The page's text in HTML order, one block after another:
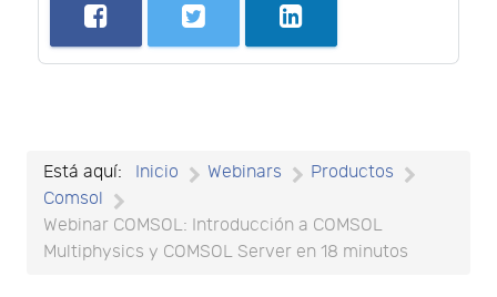
Está aquí: Inicio Webinars
Productos
Comsol
Webinar COMSOL: Introducción a COMSOL
Multiphysics y COMSOL Server en 18 minutos